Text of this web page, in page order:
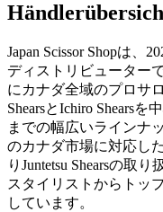
Japan Scissor Shopは、
ディストリビューター
にカナダ全域のプロサ
ShearsとIchiro Shears
までの幅広いラインナ
のカナダ市場に対応し
りJuntetsu Shearsの取
スタイリストからトッ
しています。